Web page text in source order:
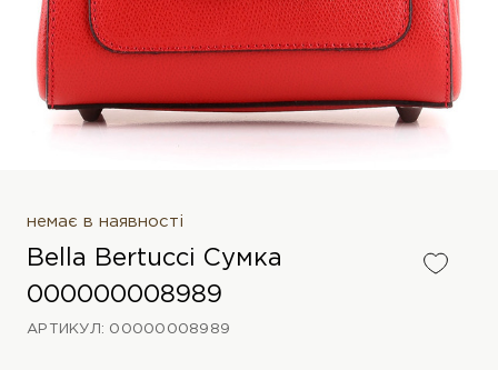
немає в наявності
Bella Bertucci Сумка
000000008989
АРТИКУЛ: 00000008989